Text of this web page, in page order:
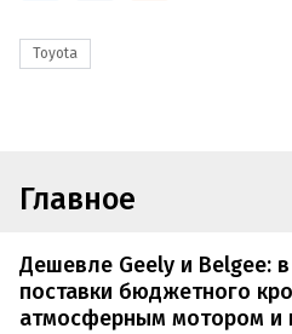
Toyota
Главное
Дешевле Geely и Belgee:
поставки бюджетного
атмосферным мотором и